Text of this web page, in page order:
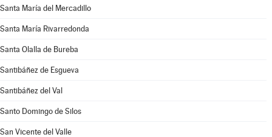
Santa María del Mercadillo
Santa María Rivarredonda
Santa Olalla de Bureba
Santibáñez de Esgueva
Santibáñez del Val
Santo Domingo de Silos
San Vicente del Valle